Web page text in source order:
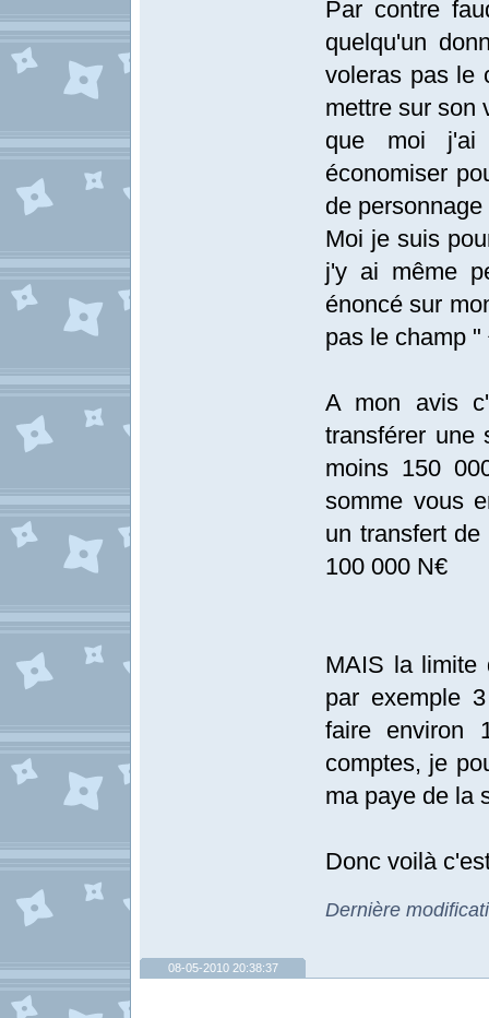
Par contre
quelqu'un
voleras pas le
mettre sur son
que moi j'ai
économiser
de
Moi je suis
j'y ai même
énoncé sur
pas le champ "
A mon avis
transférer une
moins 150
somme vous
un transfert
100 000 N€
MAIS la limite
par exemple
faire environ
comptes, je
ma paye de la
Donc voilà
Dernière
08-05-2010 20:38:37